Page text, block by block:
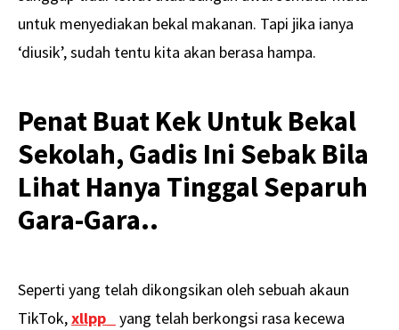
untuk menyediakan bekal makanan. Tapi jika ianya
‘diusik’, sudah tentu kita akan berasa hampa.
Penat Buat Kek Untuk Bekal
Sekolah, Gadis Ini Sebak Bila
Lihat Hanya Tinggal Separuh
Gara-Gara..
Seperti yang telah dikongsikan oleh sebuah akaun
TikTok,xllpp_
yang telah berkongsi rasa kecewa